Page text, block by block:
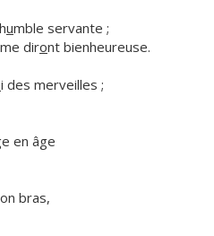
umble servante ;
diront bienheureuse.
i des merveilles ;
en âge
bras,